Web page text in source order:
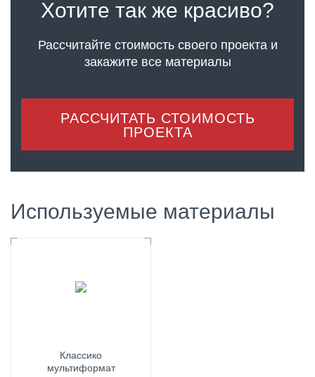
Хотите так же красиво?
Рассчитайте стоимость своего проектаи
закажите все материалы
РАССЧИТАТЬ СТОИМОСТЬ
ПРОЕКТА
Используемые материалы
Классико
мультиформат